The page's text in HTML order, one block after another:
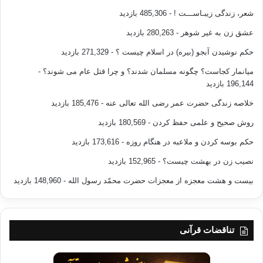
را با تعالیم دین حنیف در این زمینه آشنا گرداند. اگر بخواهیم به عوض
گسترش حتمی
فحشاء، ازدواج شرعی گسترش یابد، باید موانع ساخته شده از راه
آن دور شود، و مردم و
دولت با هم متفق شوند که آن را عقدی دوست‌داشتنی برای همة
طرف‌هایی بسازند که با
توأم باشد. در
حجاز و فلسطین شاهد سنگینی بیش از حد مهرها بوده‌ام، به طرزی
یافتن به زن باید هزینة گرافی بپردازد. نتیجة آن چه می‌توانست باشد
جز شیوع بیشتر
شرعی جائز است، زیرا اگر نه تنها جائز بلکه از نوافل مستحبیه
می‌بود ناروا بود،
زیرا پس از ادای فرض است که نوبت به ادای نفل می‌رسد و آنگاه که
شعر، زندگی زیبـاســـت ! - 485,306 بازدید
عشق زن به غیر شوهر - 280,263 بازدید
حکم نوشیدن آبجو (بیره) در اسلام چیست ؟ - 271,329 بازدید
میانمار کجاست؟ چگونه مسلمان شدند؟ و چرا قتل عام می شوند؟ -
196,144 بازدید
خلاصه زندگی حضرت عمر رضی الله تعالی عنه - 185,476 بازدید
روش صحیح و علمی حفظ کردن - 180,569 بازدید
حکم بوسه کردن و ملاعبه در هنگام روزه - 173,616 بازدید
نصیب زن در بهشت چیست؟ - 152,965 بازدید
بیست و هشت معجزه از معجزات حضرت محمّد رسول الله - 148,960 بازدید
تناقضات قرآنی